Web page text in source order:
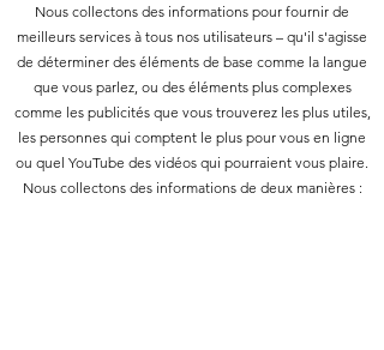
des extraits pour votre usage
personnel et non commercial
uniquement
vous pouvez copier le contenu à des
tiers pour leur usage personnel,
mais seulement si vous reconnaissez
le site Web comme source du
Nous collectons des informations pour fournir de
meilleurs services à tous nos utilisateurs – qu'il s'agisse
de déterminer des éléments de base comme la langue
que vous parlez, ou des éléments plus complexes
comme les publicités que vous trouverez les plus utiles,
les personnes qui comptent le plus pour vous en ligne
ou quel YouTube des vidéos qui pourraient vous plaire.
Nous collectons des informations de deux manières :